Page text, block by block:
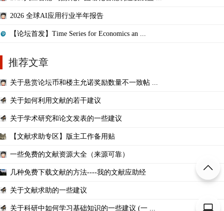
2026 全球AI应用行业半年报告
【论坛首发】Time Series for Economics an ...
推荐文章
关于悬赏论坛币和楼主允诺奖励数量不一致帖 ...
关于如何利用文献的若干建议
关于学术研究和论文发表的一些建议
【文献求助专区】版主工作备用贴
一些免费的文献资源大全（来源可靠）
几种免费下载文献的方法----我的文献应助经
关于文献求助的一些建议
关于科研中如何学习基础知识的一些建议 (一 ...